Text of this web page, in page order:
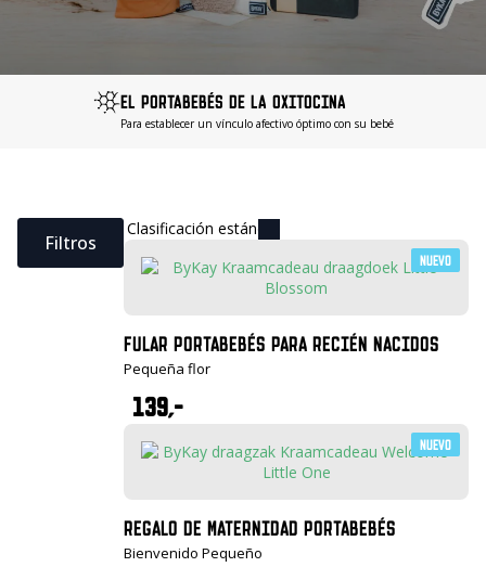
EL PORTABEBÉS DE LA OXITOCINA
Para establecer un vínculo afectivo óptimo con su bebé
Filtros
Nuevo
FULAR PORTABEBÉS PARA RECIÉN NACIDOS
Pequeña flor
139,-
Nuevo
REGALO DE MATERNIDAD PORTABEBÉS
Bienvenido Pequeño